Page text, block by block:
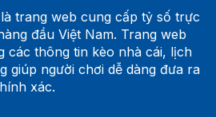
trang web cung cấp tỷ số trực
đầu Việt Nam. Trang web
các thông tin kèo nhà cái, lịch
giúp người chơi dễ dàng đưa ra
xác.